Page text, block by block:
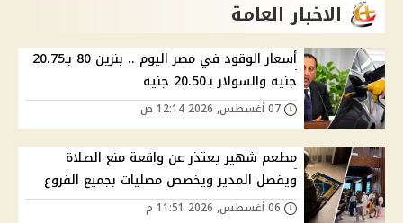
الاخبار العامة
أسعار الوقود في مصر اليوم .. بنزين 80 بـ20.75
جنيه والسولار بـ20.50 جنيه
مطعم شهير يعتذر عن واقعة منع الصلاة
ويفصل المدير ويخصص مصليات بجميع الفروع